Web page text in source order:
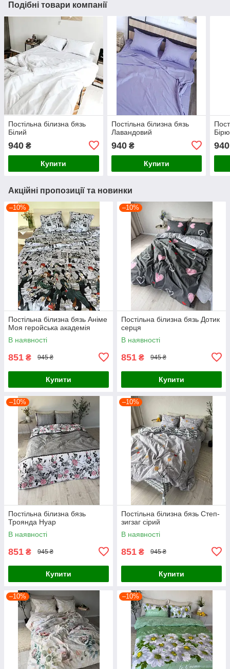
Подібні товари компанії
Постільна білизна бязь
Білий
940 ₴
Купити
Постільна білизна бязь
Лавандовий
940₴
Купити
940
Акційні пропозиції та новинки
–10%
Постільна білизна бязь Аніме
Моя геройська академія
В наявності
851 ₴ 945 ₴
Купити
–10%
Постільна білизна бязь Дотик
серця
В наявності
851 ₴ 945 ₴
Купити
–10%
Постільна білизна бязь
Троянда Нуар
В наявності
851 ₴ 945 ₴
Купити
–10%
Постільна білизна бязь Степ-
зигзаг сірий
В наявності
851 ₴ 945 ₴
Купити
–10% –10%